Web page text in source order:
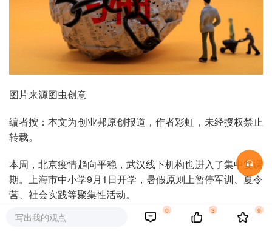
图片来源图虫创意
编者按：本文为创业邦原创报道，作者彩虹，未经授权禁止
转载。
本周，北京疫情趋向平稳，武汉线下机构也进入了集中复课
期。上海市中小学9月1日开学，暑假原则上暂停军训、夏令
营、社会实践等聚集性活动。
培训机构“退费难”、“维权难”问题由来已久，破产、倒闭，
写出我的观点
0 3 9